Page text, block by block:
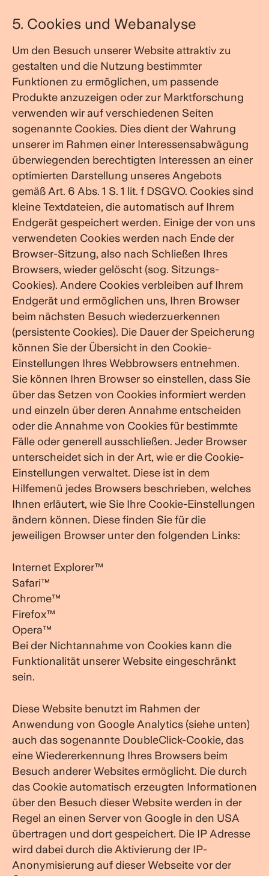
5. Cookies und Webanalyse
Um den Besuch unserer Website attraktiv zu
gestalten und die Nutzung bestimmter
Funktionen zu ermöglichen, um passende
Produkte anzuzeigen oder zur Marktforschung
verwenden wir auf verschiedenen Seiten
sogenannte Cookies. Dies dient der Wahrung
unserer im Rahmen einer Interessensabwägung
überwiegenden berechtigten Interessen an einer
optimierten Darstellung unseres Angebots
gemäß Art. 6 Abs. 1 S. 1 lit. f DSGVO. Cookies sind
kleine Textdateien, die automatisch auf Ihrem
Endgerät gespeichert werden. Einige der von uns
verwendeten Cookies werden nach Ende der
Browser-Sitzung, also nach Schließen Ihres
Browsers, wieder gelöscht (sog. Sitzungs-
Cookies). Andere Cookies verbleiben auf Ihrem
Endgerät und ermöglichen uns, Ihren Browser
beim nächsten Besuch wiederzuerkennen
(persistente Cookies). Die Dauer der Speicherung
können Sie der Übersicht in den Cookie-
Einstellungen Ihres Webbrowsers entnehmen.
Sie können Ihren Browser so einstellen, dass Sie
über das Setzen von Cookies informiert werden
und einzeln über deren Annahme entscheiden
oder die Annahme von Cookies für bestimmte
Fälle oder generell ausschließen. Jeder Browser
unterscheidet sich in der Art, wie er die Cookie-
Einstellungen verwaltet. Diese ist in dem
Hilfemenü jedes Browsers beschrieben, welches
Ihnen erläutert, wie Sie Ihre Cookie-Einstellungen
ändern können. Diese finden Sie für die
jeweiligen Browser unter den folgenden Links:
Internet Explorer™
Safari™
Chrome™
Firefox™
Opera™
Bei der Nichtannahme von Cookies kann die
Funktionalität unserer Website eingeschränkt
sein.
Diese Website benutzt im Rahmen der
Anwendung von Google Analytics (siehe unten)
auch das sogenannte DoubleClick-Cookie, das
eine Wiedererkennung Ihres Browsers beim
Besuch anderer Websites ermöglicht. Die durch
das Cookie automatisch erzeugten Informationen
über den Besuch dieser Website werden in der
Regel an einen Server von Google in den USA
übertragen und dort gespeichert. Die IP Adresse
wird dabei durch die Aktivierung der IP-
Anonymisierung auf dieser Webseite vor der